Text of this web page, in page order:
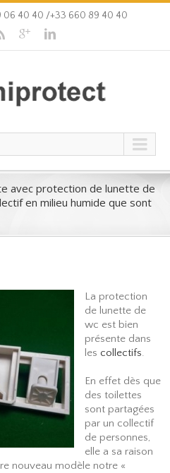
06 40 40 /+33 660 89 40 40
avec protection de lunette de
en milieu humide que sont
La protection
de lunette de
wc est bien
présente dans
les collectifs.
En effet dès que
des toilettes
sont partagées
par un collectif
de personnes,
elle a sa raison
nouveau modèle notre «